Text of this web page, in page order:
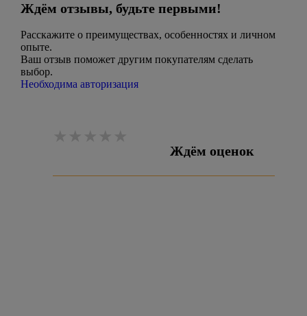
Ждём отзывы, будьте первыми!
Расскажите о преимуществах, особенностях и личном
опыте.
Ваш отзыв поможет другим покупателям сделать
выбор.
Необходима авторизация
Ждём оценок